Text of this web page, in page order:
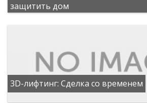
защитить дом
3D-лифтинг: Сделка со временем